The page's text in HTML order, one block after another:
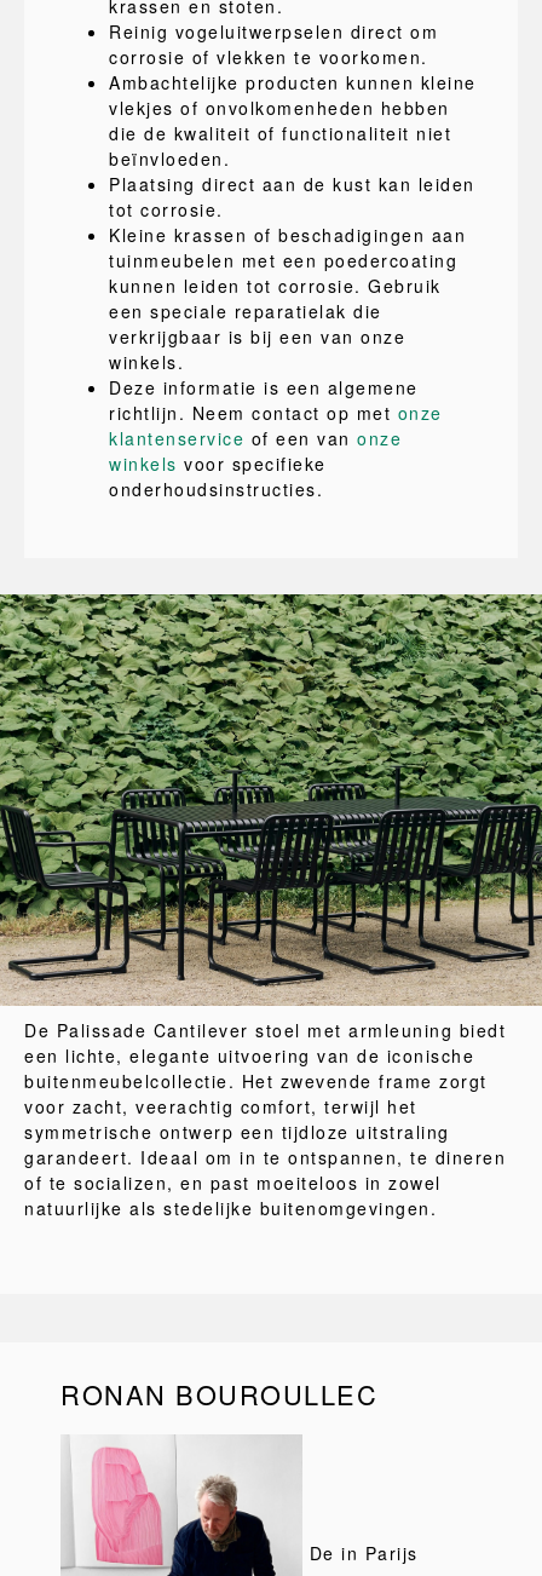
krassen en stoten.
Reinig vogeluitwerpselen direct om
corrosie of vlekken te voorkomen.
Ambachtelijke producten kunnen kleine
vlekjes of onvolkomenheden hebben
die de kwaliteit of functionaliteit niet
beïnvloeden.
Plaatsing direct aan de kust kan leiden
tot corrosie.
Kleine krassen of beschadigingen aan
tuinmeubelen met een poedercoating
kunnen leiden tot corrosie. Gebruik
een speciale reparatielak die
verkrijgbaar is bij een van onze
winkels.
Deze informatie is een algemene
richtlijn. Neem contact op met onze
klantenservice of een van onze
winkels voor specifieke
onderhoudsinstructies.
De Palissade Cantilever stoel met armleuning biedt
een lichte, elegante uitvoering van de iconische
buitenmeubelcollectie. Het zwevende frame zorgt
voor zacht, veerachtig comfort, terwijl het
symmetrische ontwerp een tijdloze uitstraling
garandeert. Ideaal om in te ontspannen, te dineren
of te socializen, en past moeiteloos in zowel
natuurlijke als stedelijke buitenomgevingen.
RONAN BOUROULLEC
De in Parijs